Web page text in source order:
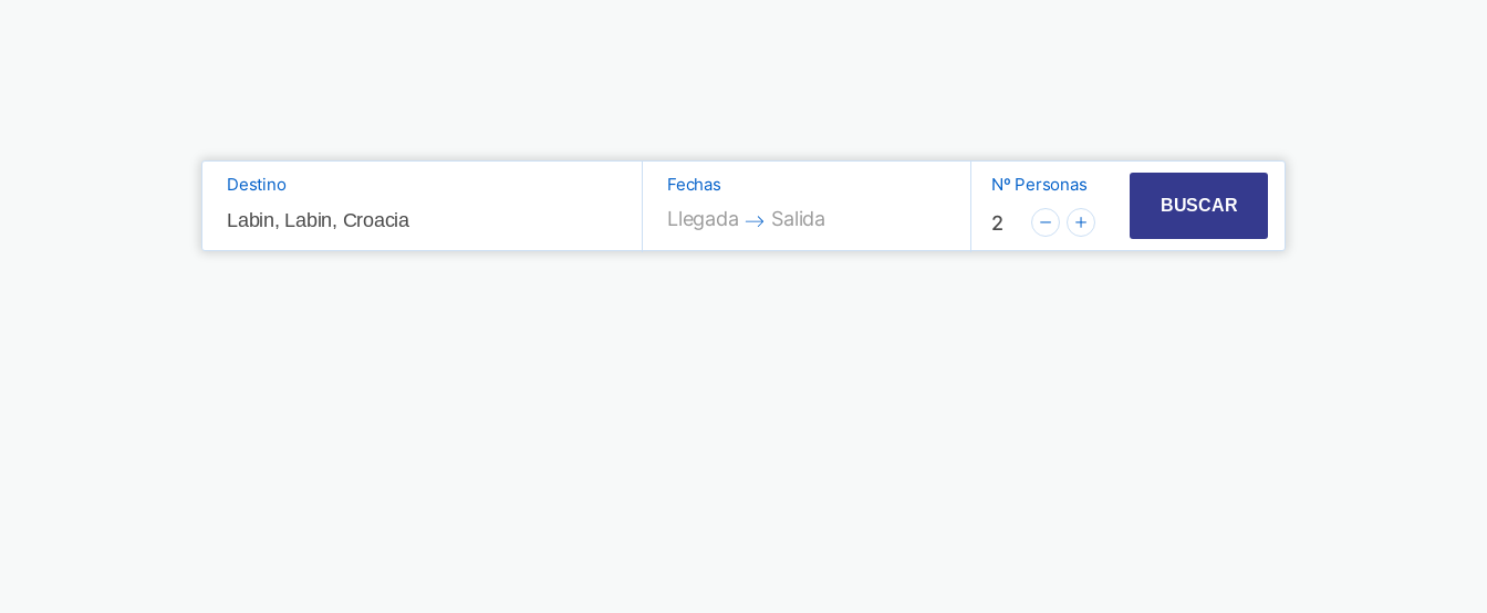
Destino Fechas
Press the down arrow key to interact with the calendar and select a date. Press the
Llegada
Press the down arrow key to interact with the calendar and select a date.
Salida
Nº Personas
2
BUSCAR